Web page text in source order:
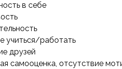
в себе
учиться/работать
друзей
самооценка, отсутствие